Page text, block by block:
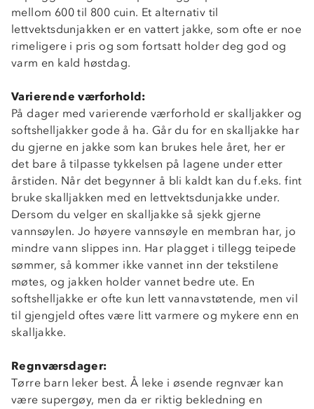
mellom 600 til 800 cuin. Et alternativ til
lettvektsdunjakken er en vattert jakke, som ofte er noe
rimeligere i pris og som fortsatt holder deg god og
varm en kald høstdag.
Varierende værforhold:
På dager med varierende værforhold er skalljakker og
softshelljakker gode å ha. Går du for en skalljakke har
du gjerne en jakke som kan brukes hele året, her er
det bare å tilpasse tykkelsen på lagene under etter
årstiden. Når det begynner å bli kaldt kan du f.eks. fint
bruke skalljakken med en lettvektsdunjakke under.
Dersom du velger en skalljakke så sjekk gjerne
vannsøylen. Jo høyere vannsøyle en membran har, jo
mindre vann slippes inn. Har plagget i tillegg teipede
sømmer, så kommer ikke vannet inn der tekstilene
møtes, og jakken holder vannet bedre ute. En
softshelljakke er ofte kun lett vannavstøtende, men vil
til gjengjeld oftes være litt varmere og mykere enn en
skalljakke.
Regnværsdager:
Tørre barn leker best. Å leke i øsende regnvær kan
være supergøy, men da er riktig bekledning en